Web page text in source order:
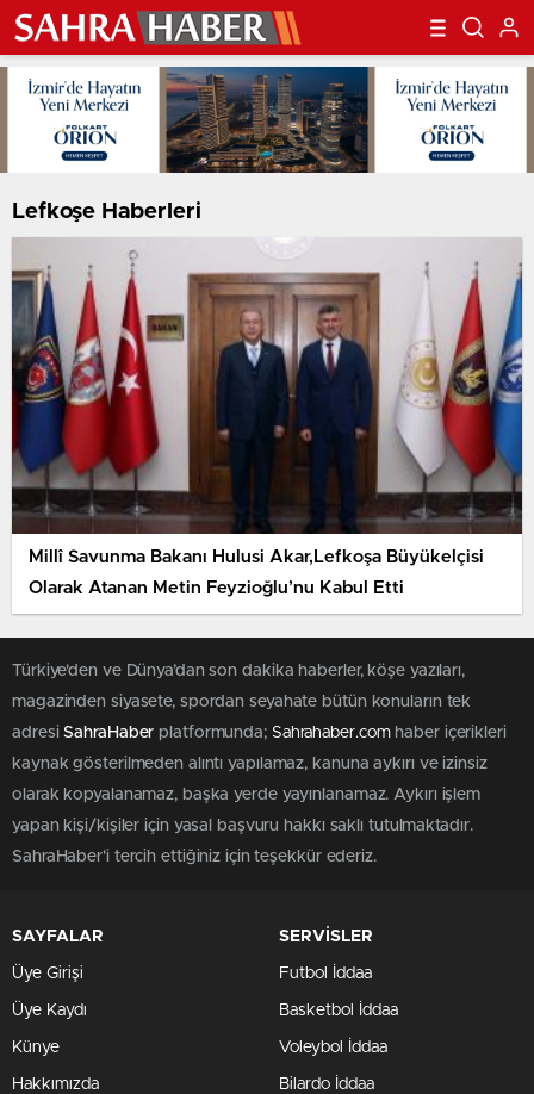
Lefkoşe Haberleri
Millî Savunma Bakanı Hulusi Akar,Lefkoşa Büyükelçisi
Olarak Atanan Metin Feyzioğlu’nu Kabul Etti
Türkiye'den ve Dünya’dan son dakika haberler, köşe yazıları,
magazinden siyasete, spordan seyahate bütün konuların tek
adresiSahraHaber platformunda;Sahrahaber.comhaber içerikleri
kaynak gösterilmeden alıntı yapılamaz, kanuna aykırı ve izinsiz
olarak kopyalanamaz, başka yerde yayınlanamaz. Aykırı işlem
yapan kişi/kişiler için yasal başvuru hakkı saklı tutulmaktadır.
SahraHaber'i tercih ettiğiniz için teşekkür ederiz.
SAYFALAR
Üye Girişi
Üye Kaydı
Künye
Hakkımızda
SERVİSLER
Futbol İddaa
Basketbol İddaa
Voleybol İddaa
Bilardo İddaa